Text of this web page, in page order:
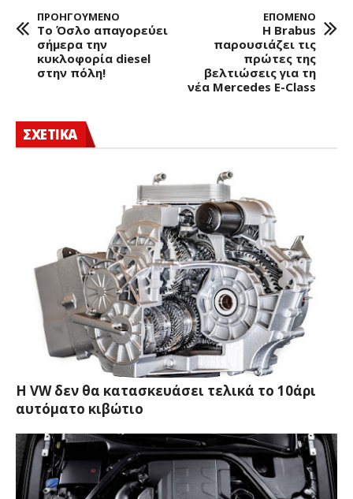
ΠΡΟΗΓΟΥΜΕΝΟ
Το Όσλο απαγορεύει
σήμερα την
κυκλοφορία diesel
στην πόλη!
ΕΠΟΜΕΝΟ
H Brabus
παρουσιάζει τις
πρώτες της
βελτιώσεις για τη
νέα Mercedes E-Class
ΣΧΕΤΙΚΑ
Η VW δεν θα κατασκευάσει τελικά το 10άρι
αυτόματο κιβώτιο